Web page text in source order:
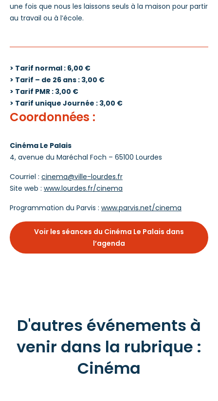
une fois que nous les laissons seuls à la maison pour partir
au travail ou à l’école.
> Tarif normal : 6,00 €
> Tarif – de 26 ans : 3,00 €
> Tarif PMR : 3,00 €
> Tarif unique Journée : 3,00 €
Coordonnées :
Cinéma Le Palais
4, avenue du Maréchal Foch – 65100 Lourdes
Courriel : cinema@ville-lourdes.fr
Site web : www.lourdes.fr/cinema
Programmation du Parvis : www.parvis.net/cinema
Voir les séances du Cinéma Le Palais dans
l’agenda
D'autres événements à
venir dans la rubrique :
Cinéma